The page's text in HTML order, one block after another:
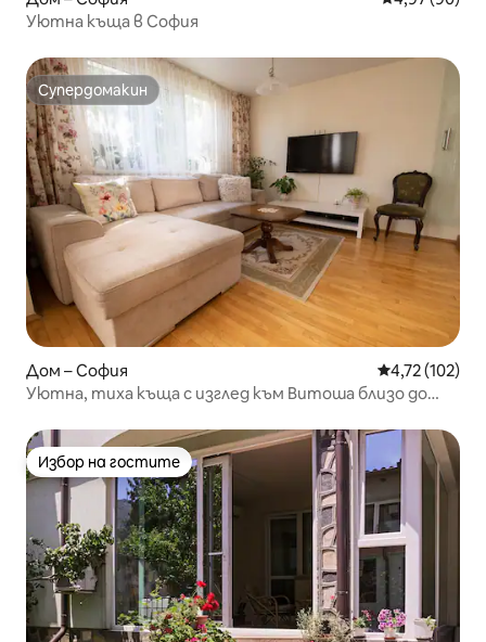
Уютна къща в София
Супердомакин
Супердомакин
Дом – София Средна
4,72 (102)
Уютна, тиха къща с изглед към Витоша близо до
Избор на гостите
Избор на гостите